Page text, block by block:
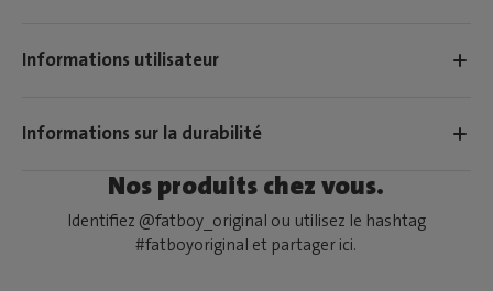
Informations utilisateur
Informations sur la durabilité
Nos produits chez vous.
Identifiez @fatboy_original ou utilisez le hashtag
#fatboyoriginal et partager ici.